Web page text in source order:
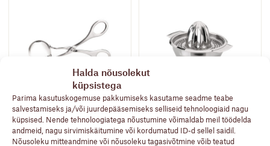
Halda nõusolekut
küpsistega
Parima kasutuskogemuse pakkumiseks kasutame seadme teabe
salvestamiseks ja/või juurdepääsemiseks selliseid tehnoloogiaid nagu
küpsised. Nende tehnoloogiatega nõustumine võimaldab meil töödelda
andmeid, nagu sirvimiskäitumine või kordumatud ID-d sellel saidil.
Nõusoleku mitteandmine või nõusoleku tagasivõtmine võib teatud
IBILI CLASICA
Lihapallitangid
10,90 €
IBILI CLASICA
Sidrunipress, 10cm,
roostevaba
23,90€